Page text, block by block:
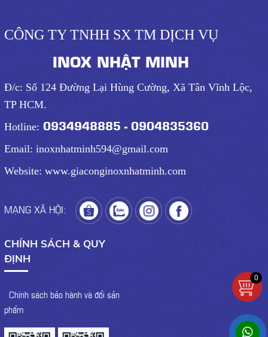
CÔNG TY TNHH SX TM DỊCH VỤ
INOX NHẬT MINH
Đ/c: Số 124 Đường Lại Hùng Cường, Xã Tân Vĩnh Lộc,
TP HCM.
Hotline: 0934948885 - 0904835360
Email: inoxnhatminh594@gmail.com
Website: www.giaconginoxnhatminh.com
MẠNG XÃ HỘI:
CHÍNH SÁCH & QUY
ĐỊNH
- Chính sách bảo hành và đổi sản
phẩm
0